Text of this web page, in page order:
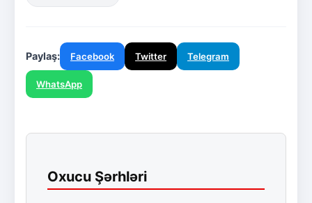
Paylaş: Facebook Twitter Telegram
WhatsApp
Oxucu Şərhləri